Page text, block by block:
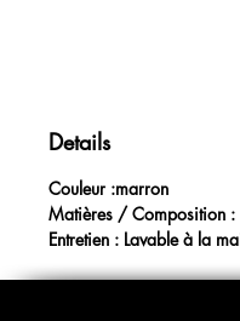
Details
Couleur :marron
Matières / Composition :
Entretien : Lavable à la